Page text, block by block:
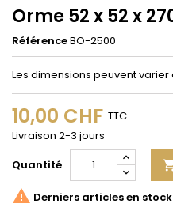
Orme 52 x 52 x
RéférenceBO-2500
Les dimensions peuvent
10,00 CHF TTC
Livraison 2-3 jours
Quantité
 Derniers articles en stock